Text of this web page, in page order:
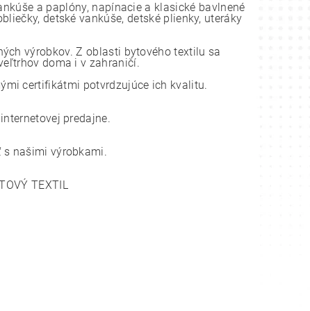
a paplóny, napínacie a klasické bavlnené
detské vankúše, detské plienky, uteráky
výrobkov. Z oblasti bytového textilu sa
doma i v zahraničí.
certifikátmi potvrdzujúce ich kvalitu.
predajne.
s našimi výrobkami.
TEXTIL